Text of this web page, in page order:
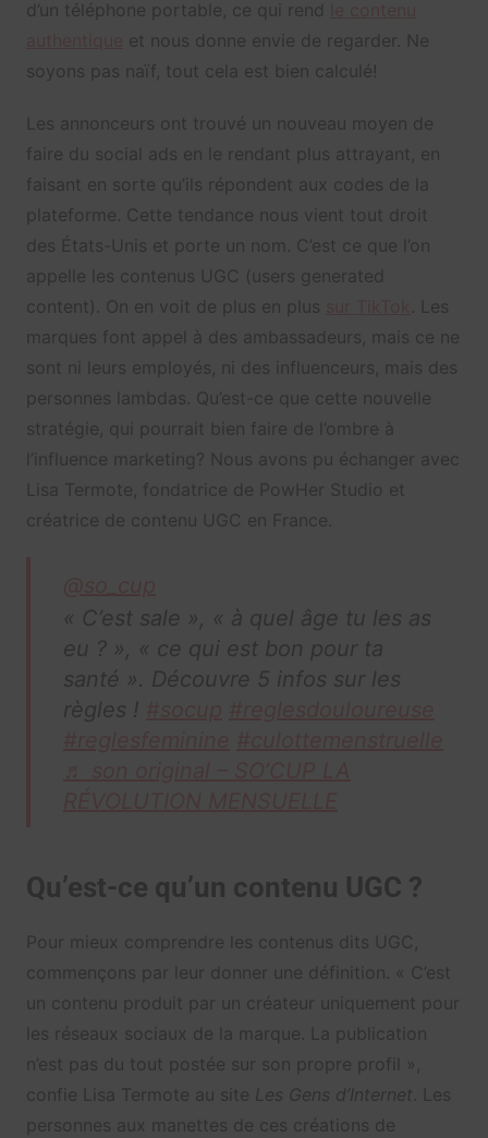
d’un téléphone portable, ce qui rend
et nous donne envie de regarder. Ne
soyons pas naïf, tout cela est bien calculé!
Les annonceurs ont trouvé un nouveau moyen de
faire du social ads en le rendant plus attrayant, en
faisant en sorte qu’ils répondent aux codes de la
plateforme. Cette tendance nous vient tout droit
des États-Unis et porte un nom. C’est ce que l’on
appelle les contenus UGC (users generated
content). On en voit de plus en plus
. Les
marques font appel à des ambassadeurs, mais ce ne
sont ni leurs employés, ni des influenceurs, mais des
personnes lambdas. Qu’est-ce que cette nouvelle
stratégie, qui pourrait bien faire de l’ombre à
l’influence marketing? Nous avons pu échanger avec
Lisa Termote, fondatrice de PowHer Studio et
créatrice de contenu UGC en France.
« C’est sale », « à quel âge tu les as
eu ? », « ce qui est bon pour ta
santé ». Découvre 5 infos sur les
règles !
Qu’est-ce qu’un contenu UGC ?
Pour mieux comprendre les contenus dits UGC,
commençons par leur donner une définition. « C’est
un contenu produit par un créateur uniquement pour
les réseaux sociaux de la marque. La publication
n’est pas du tout postée sur son propre profil »,
confie Lisa Termote au site Les Gens d’Internet . Les
personnes aux manettes de ces créations de